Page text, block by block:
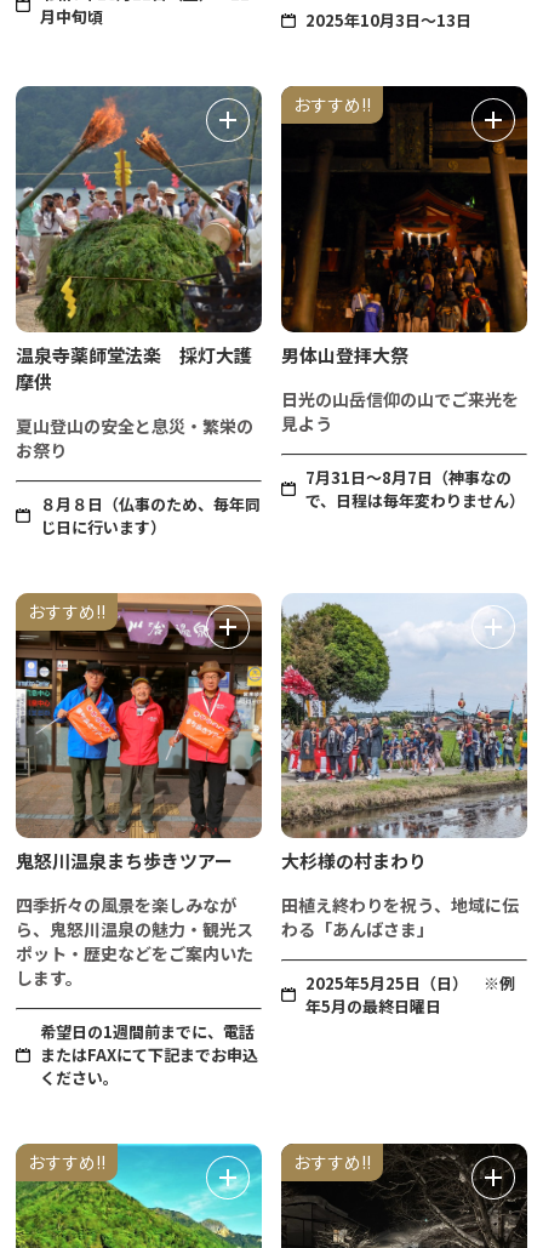
月中旬頃
2025年10月3日～13日
温泉寺薬師堂法楽 採灯大護
摩供
夏山登山の安全と息災・繁栄の
お祭り
８月８日（仏事のため、毎年同
じ日に行います）
おすすめ!!
男体山登拝大祭
日光の山岳信仰の山でご来光を
見よう
7月31日～8月7日（神事なの
で、日程は毎年変わりません）
おすすめ!!
鬼怒川温泉まち歩きツアー
四季折々の風景を楽しみなが
ら、鬼怒川温泉の魅力・観光ス
ポット・歴史などをご案内いた
します。
希望日の1週間前までに、電話
またはFAXにて下記までお申込
ください。
大杉様の村まわり
田植え終わりを祝う、地域に伝
わる「あんばさま」
2025年5月25日（日） ※例
年5月の最終日曜日
おすすめ!! おすすめ!!